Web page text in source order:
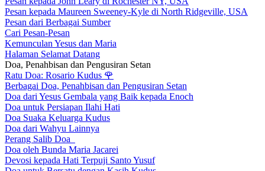
Pesan kepada Maureen Sweeney-Kyle di North Ridgeville, USA
Pesan dari Berbagai Sumber
Cari Pesan-Pesan
Kemunculan Yesus dan Maria
Halaman Selamat Datang
Doa, Penahbisan dan Pengusiran Setan
Ratu Doa: Rosario Kudus 🌹
Berbagai Doa, Penahbisan dan Pengusiran Setan
Doa dari Yesus Gembala yang Baik kepada Enoch
Doa untuk Persiapan Ilahi Hati
Doa Suaka Keluarga Kudus
Doa dari Wahyu Lainnya
Perang Salib Doa
Doa oleh Bunda Maria Jacarei
Devosi kepada Hati Terpuji Santo Yusuf